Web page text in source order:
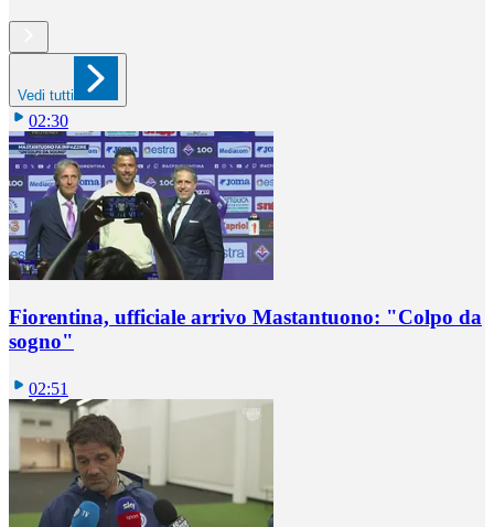
Vedi tutti
02:30
Fiorentina, ufficiale arrivo Mastantuono: "Colpo da
sogno"
02:51